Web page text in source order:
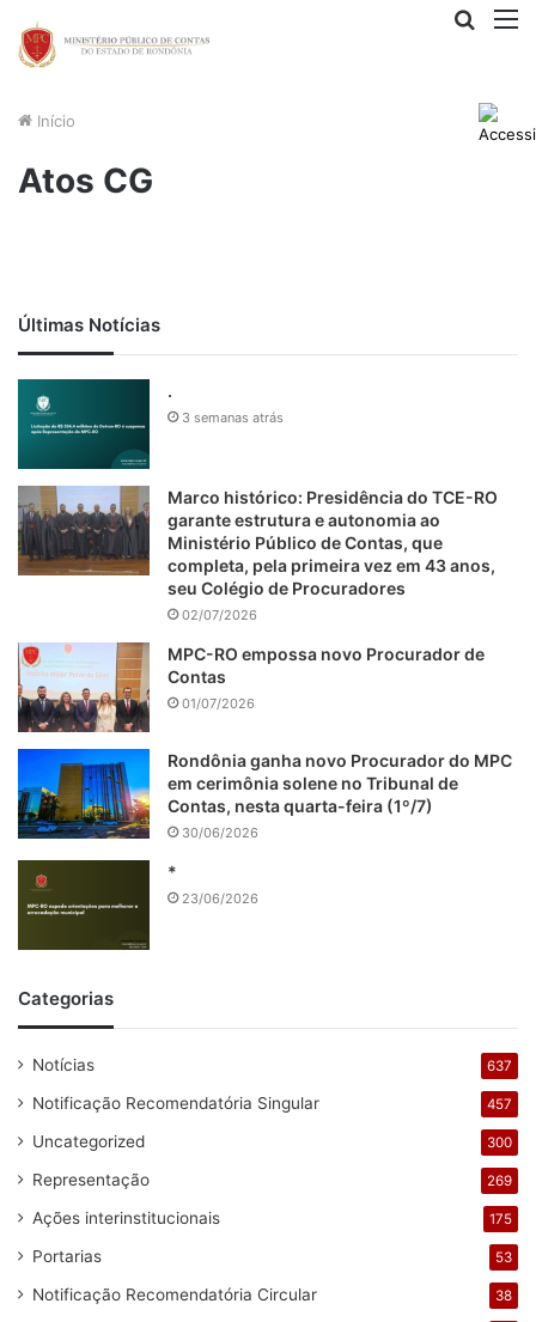
Início
Atos CG
Últimas Notícias
.
3 semanas atrás
Marco histórico: Presidência do TCE-RO
garante estrutura e autonomia ao
Ministério Público de Contas, que
completa, pela primeira vez em 43 anos,
seu Colégio de Procuradores
02/07/2026
MPC-RO empossa novo Procurador de
Contas
01/07/2026
Rondônia ganha novo Procurador do MPC
em cerimônia solene no Tribunal de
Contas, nesta quarta-feira (1º/7)
30/06/2026
*
23/06/2026
Categorias
Notícias 637
Notificação Recomendatória Singular 457
Uncategorized 300
Representação 269
Ações interinstitucionais 175
Portarias 53
Notificação Recomendatória Circular 38